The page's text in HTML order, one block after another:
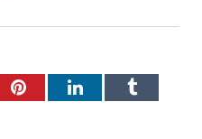
PinterestLinkedInTumblr